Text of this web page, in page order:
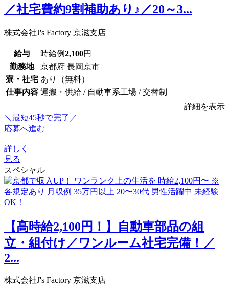
／社宅費約9割補助あり♪／20～3...
株式会社J's Factory 京滋支店
給与 時給例2,100円
勤務地
京都府 長岡京市
寮・社宅 あり（無料）
仕事内容 運搬・供給 / 自動車系工場 / 交替制
詳細を表示
＼最短45秒で完了／
応募へ進む
詳しく
見る
スペシャル
【高時給2,100円！】自動車部品の組
立・組付け／ワンルーム社宅完備！／
2...
株式会社J's Factory 京滋支店